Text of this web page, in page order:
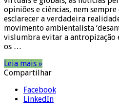
opiniões e ciências, nem
esclarecer a verdadeira
movimento ambientalista
vislumbra evitar a antropização
os …
Leia mais »
Compartilhar
Facebook
LinkedIn